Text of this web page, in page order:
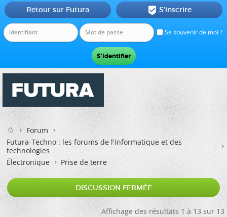
Se souvenir de moi ?
Retour sur Futura  S'inscrire
Forum
Futura-Techno : les forums de l'informatique et des
technologies
Électronique
Prise de terre
DISCUSSION FERMÉE
Affichage des résultats 1 à 13 sur 13